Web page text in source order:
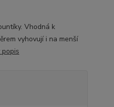
Vhodná k
vyhovují i na menší
popis